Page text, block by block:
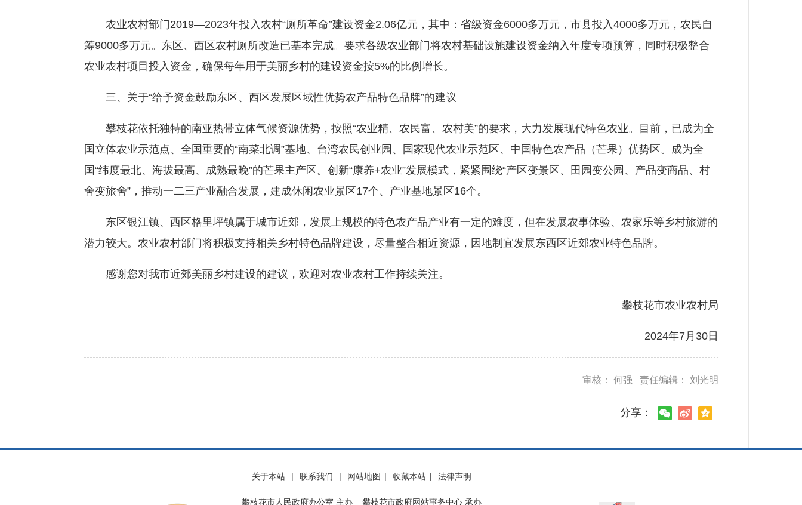
农业农村部门2019—2023年投入农村“厕所革命”建设资金2.06亿元，其中：省级资金6000多万元，市县投入4000多万元，农民自
筹9000多万元。东区、西区农村厕所改造已基本完成。要求各级农业部门将农村基础设施建设资金纳入年度专项预算，同时积极整合
农业农村项目投入资金，确保每年用于美丽乡村的建设资金按5%的比例增长。
三、关于“给予资金鼓励东区、西区发展区域性优势农产品特色品牌”的建议
攀枝花依托独特的南亚热带立体气候资源优势，按照“农业精、农民富、农村美”的要求，大力发展现代特色农业。目前，已成为全
国立体农业示范点、全国重要的“南菜北调”基地、台湾农民创业园、国家现代农业示范区、中国特色农产品（芒果）优势区。成为全
国“纬度最北、海拔最高、成熟最晚”的芒果主产区。创新“康养+农业”发展模式，紧紧围绕“产区变景区、田园变公园、产品变商品、村
舍变旅舍”，推动一二三产业融合发展，建成休闲农业景区17个、产业基地景区16个。
东区银江镇、西区格里坪镇属于城市近郊，发展上规模的特色农产品产业有一定的难度，但在发展农事体验、农家乐等乡村旅游的
潜力较大。农业农村部门将积极支持相关乡村特色品牌建设，尽量整合相近资源，因地制宜发展东西区近郊农业特色品牌。
感谢您对我市近郊美丽乡村建设的建议，欢迎对农业农村工作持续关注。
攀枝花市农业农村局
2024年7月30日
审核： 何强 责任编辑： 刘光明
分享：
关于本站 | 联系我们 | 网站地图 | 收藏本站 | 法律声明
攀枝花市人民政府办公室 主办 攀枝花市政府网站事务中心 承办